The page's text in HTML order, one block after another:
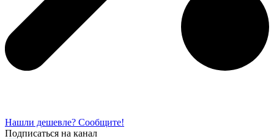
Нашли дешевле? Сообщите!
Подписаться на канал